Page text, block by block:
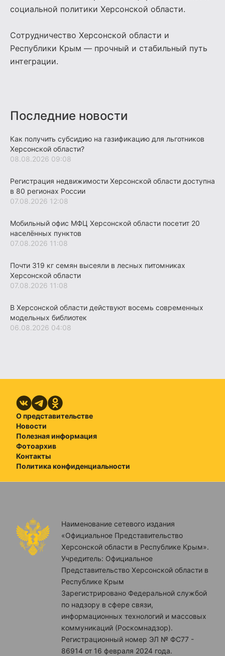
социальной политики Херсонской области.
Сотрудничество Херсонской области и
Республики Крым — прочный и стабильный путь
интеграции.
Последние новости
Как получить субсидию на газификацию для льготников
Херсонской области?
08.08.2026 09:08
Регистрация недвижимости Херсонской области доступна
в 80 регионах России
07.08.2026 12:08
Мобильный офис МФЦ Херсонской области посетит 20
населённых пунктов
07.08.2026 11:08
Почти 319 кг семян высеяли в лесных питомниках
Херсонской области
07.08.2026 11:08
В Херсонской области действуют восемь современных
модельных библиотек
06.08.2026 04:08
О представительстве
Новости
Полезная информация
Фотоархив
Контакты
Политика конфиденциальности
Наименование сетевого издания
«Официальное Представительство
Херсонской области в Республике Крым».
Учредитель: Официальное
Представительство Херсонской области в
Республике Крым
Зарегистрировано Федеральной службой
по надзору в сфере связи,
информационных технологий и массовых
коммуникаций (Роскомнадзор).
Регистрационный номер ЭЛ № ФС77 -
86914 от 16 февраля 2024 года.